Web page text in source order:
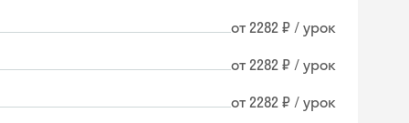
от 2282 ₽ / урок
от 2282 ₽ / урок
от 2282 ₽ / урок